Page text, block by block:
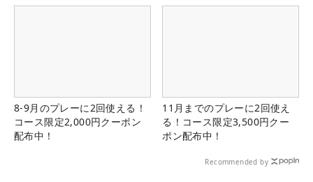
8-9月のプレーに2回使える！
コース限定2,000円クーポン
配布中！
11月までのプレーに2回使え
る！コース限定3,500円クー
ポン配布中！
Recommended by